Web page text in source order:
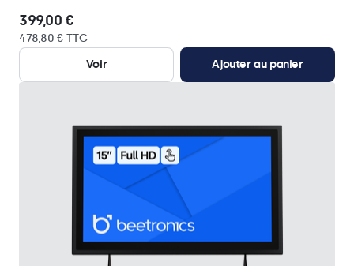
399,00 €
478,80 € TTC
Voir
Ajouter au panier